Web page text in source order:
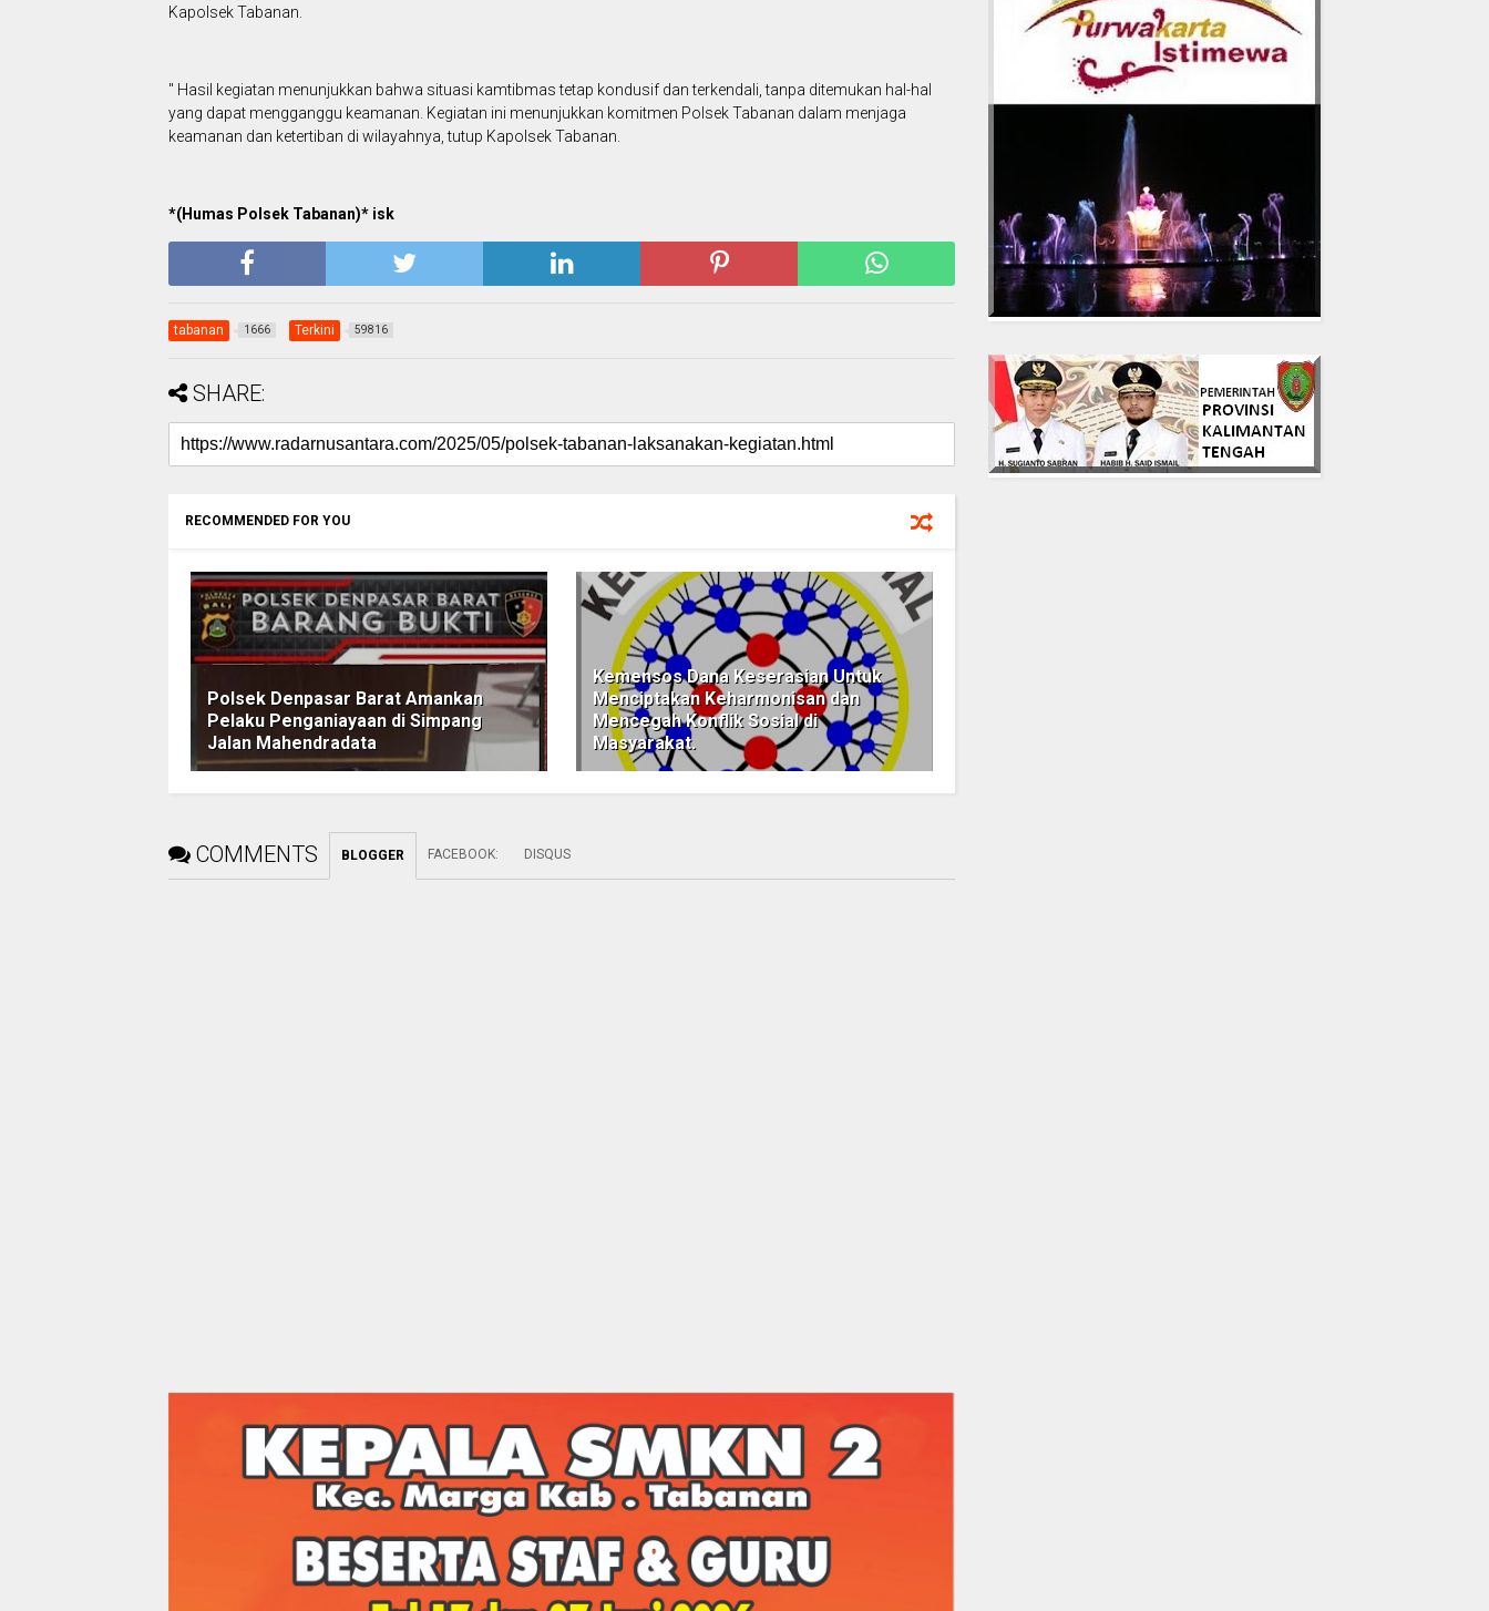
Kapolsek Tabanan.
" Hasil kegiatan menunjukkan bahwa situasi kamtibmas tetap kondusif dan terkendali, tanpa ditemukan hal-hal
yang dapat mengganggu keamanan. Kegiatan ini menunjukkan komitmen Polsek Tabanan dalam menjaga
keamanan dan ketertiban di wilayahnya, tutup Kapolsek Tabanan.
*(Humas Polsek Tabanan)* isk
tabanan 1666 Terkini 59816
SHARE:
RECOMMENDED FOR YOU
Polsek Denpasar Barat Amankan
Pelaku Penganiayaan di Simpang
Jalan Mahendradata
Kemensos Dana Keserasian Untuk
Menciptakan Keharmonisan dan
Mencegah Konflik Sosial di
Masyarakat.
COMMENTS BLOGGER FACEBOOK: DISQUS